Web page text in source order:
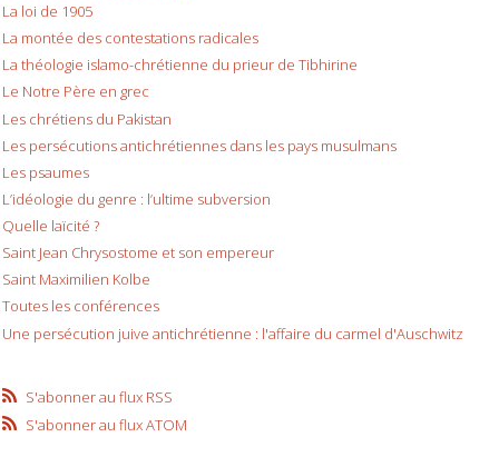
La loi de 1905
La montée des contestations radicales
La théologie islamo-chrétienne du prieur de Tibhirine
Le Notre Père en grec
Les chrétiens du Pakistan
Les persécutions antichrétiennes dans les pays musulmans
Les psaumes
L’idéologie du genre : l’ultime subversion
Quelle laïcité ?
Saint Jean Chrysostome et son empereur
Saint Maximilien Kolbe
Toutes les conférences
Une persécution juive antichrétienne : l'affaire du carmel d'Auschwitz
S'abonner au flux RSS
S'abonner au flux ATOM